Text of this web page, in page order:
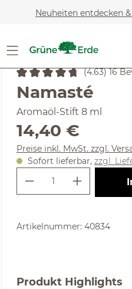
Zum Hauptinhalt springen
Neuheiten entdecken
Kosmetik
Durchschnittliche
(4.63) 16
Namasté
Aromaöl-Stift 8 ml
Regulärer Preis:
14,40 €
Preise inkl. MwSt. zzgl.
Sofort lieferbar, zzgl.
Produkt
Artikelnummer: 40834
Produkt Highlights